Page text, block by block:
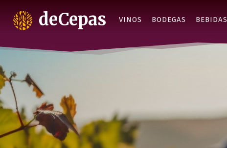
deCepas VINOS BODEGAS BEBIDAS